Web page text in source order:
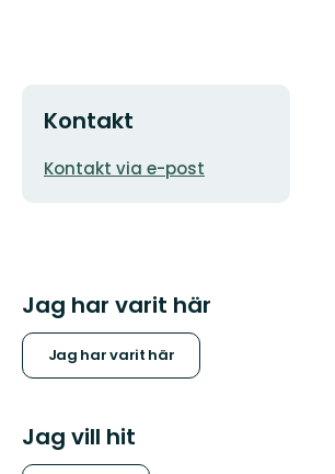
Kontakt
E-
Kontakt via e-post
Jag har varit här
Jag har varit här
Jag vill hit